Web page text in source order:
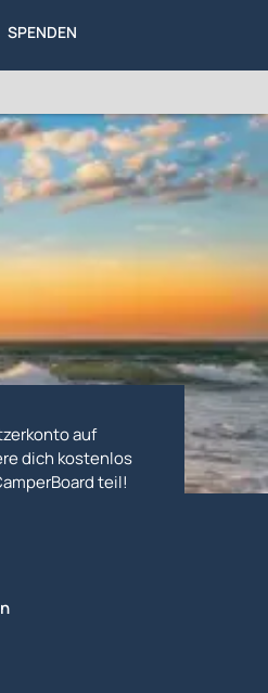
SPENDEN
auf
dich kostenlos
teil!